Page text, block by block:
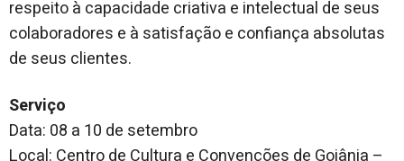
respeito à capacidade criativa e intelectual de seus
colaboradores e à satisfação e confiança absolutas
de seus clientes.
Serviço
Data: 08 a 10 de setembro
Local: Centro de Cultura e Convenções de Goiânia –